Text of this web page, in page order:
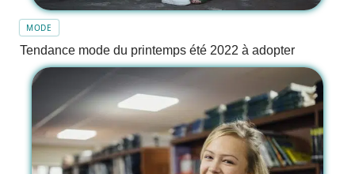
MODE
Tendance mode du printemps été 2022 à adopter